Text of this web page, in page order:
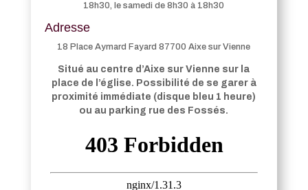
18h30, le samedi de 8h30 à 18h30
Adresse
18 Place Aymard Fayard 87700 Aixe sur Vienne
Situé au centre d’Aixe sur Vienne sur la
place de l’église. Possibilité de se garer à
proximité immédiate (disque bleu 1 heure)
ou au parking rue des Fossés.